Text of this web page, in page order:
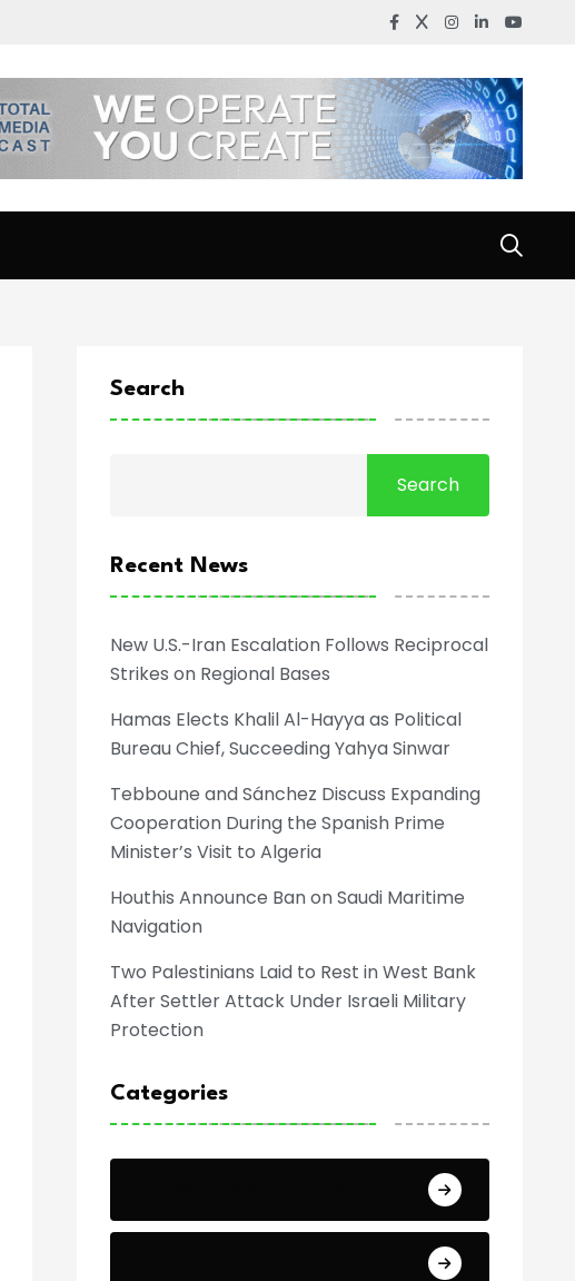
Search
Search
Recent News
New U.S.-Iran Escalation Follows Reciprocal
Strikes on Regional Bases
Hamas Elects Khalil Al-Hayya as Political
Bureau Chief, Succeeding Yahya Sinwar
Tebboune and Sánchez Discuss Expanding
Cooperation During the Spanish Prime
Minister’s Visit to Algeria
Houthis Announce Ban on Saudi Maritime
Navigation
Two Palestinians Laid to Rest in West Bank
After Settler Attack Under Israeli Military
Protection
Categories